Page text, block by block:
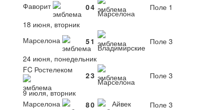
Фаворит
04
Марселона
Поле 1
18 июня, вторник
Марселона
51
Владимирские
Поле 3
24 июня, понедельник
FC Ростелеком
23
Марселона
Поле 3
9 июля, вторник
Марселона
80 Айвек
Поле 3